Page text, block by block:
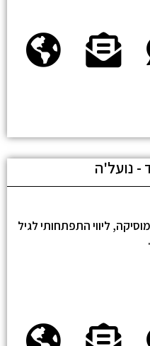
- נועל'ה
ליווי התפתחותי לגיל